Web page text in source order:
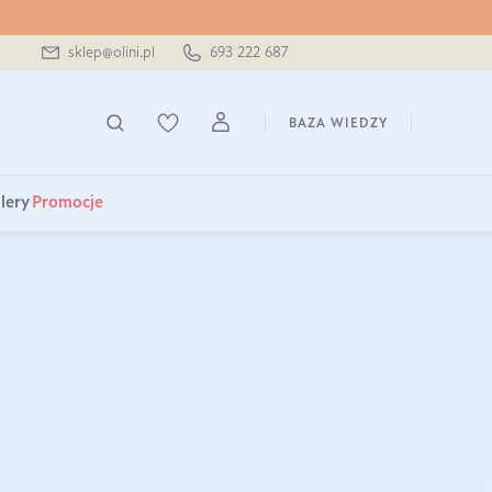
sklep@olini.pl 693 222 687
BAZA WIEDZY
Promocje